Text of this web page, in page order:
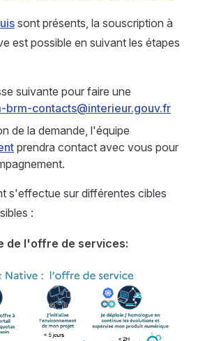
sont présents, la souscription à
est possible en suivant les étapes
suivante pour faire une
brm-contacts@interieur.gouv.fr
de la demande, l'équipe
prendra contact avec vous pour
s'effectue sur différentes cibles
:
de l'offre de services: